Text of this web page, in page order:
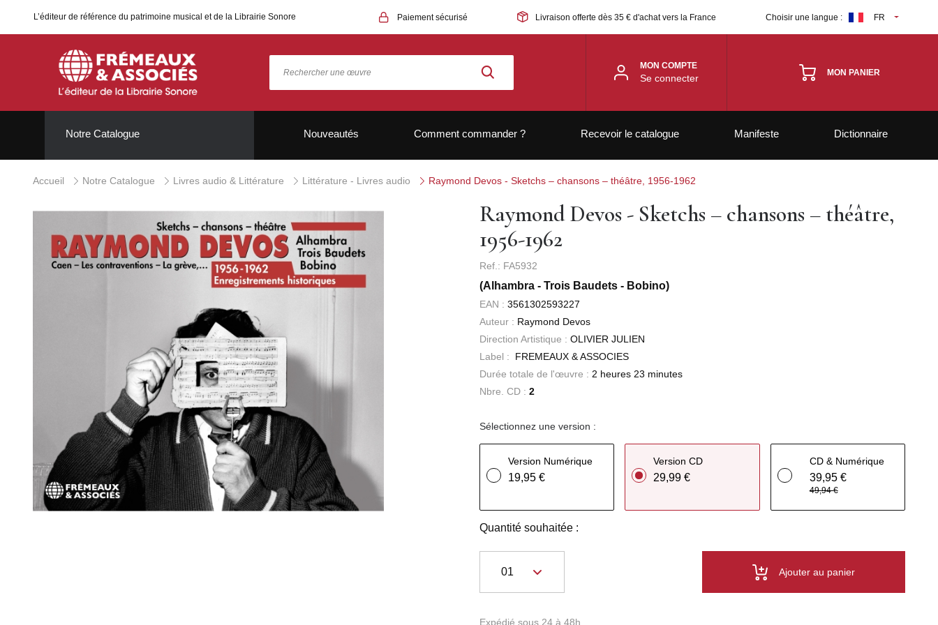
L’éditeur de référence du patrimoine musical et de la Librairie Sonore Paiement sécurisé Livraison offerte dès 35 € d'achat vers la France Choisir une langue : FR
MON COMPTE
Se connecter MON PANIER
Notre Catalogue Nouveautés Comment commander ? Recevoir le catalogue Manifeste Dictionnaire
Accueil Notre Catalogue Livres audio & Littérature Littérature - Livres audio Raymond Devos - Sketchs – chansons – théâtre, 1956-1962
Raymond Devos - Sketchs – chansons – théâtre,
1956-1962
Ref.: FA5932
(Alhambra - Trois Baudets - Bobino)
EAN : 3561302593227
Auteur : Raymond Devos
Direction Artistique : OLIVIER JULIEN
Label :
FREMEAUX & ASSOCIES
Durée totale de l'œuvre : 2 heures 23 minutes
Nbre. CD : 2
Sélectionnez une version :
Version Numérique
19,95 €
Version CD
29,99 €
CD & Numérique
39,95 €
49,94 €
Quantité souhaitée :
Ajouter au panier
Expédié sous 24 à 48h